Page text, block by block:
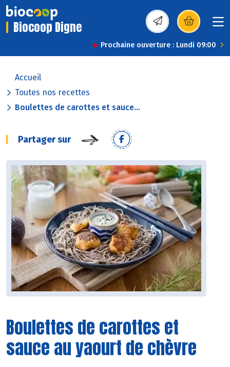
Biocoop Digne (s’ouvre dans une
Prochaine ouverture : Lundi 09:00
Accueil
Toutes nos recettes
Boulettes de carottes et sauce...
Partager sur
Boulettes de carottes et
sauce au yaourt de chèvre